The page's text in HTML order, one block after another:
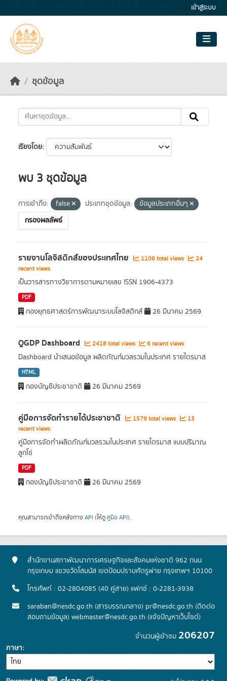
เข้าสู่ระบบ
ชุดข้อมูล
เรียงโดย
พบ 3 ชุดข้อมูล
การเข้าถึง: false ประเภทชุดข้อมูล:
ข้อมูลประเภทอื่นๆ
กรองผลลัพธ์
รายงานโลจิสติกส์ของประเทศไทย 1106 total views
24
recent views
เป็นวารสารทางวิชาการตามหมายเลข ISSN 1906-4373
PDF
กองยุทธศาสตร์การพัฒนาระบบโลจิสติกส์ 26 มีนาคม 2569
QGDP Dashboard 2418 total views 6 recent views
Dashboard นำเสนอข้อมูล ผลิตภัณฑ์มวลรวมในประเทศ รายไตรมาส
HTML
กองบัญชีประชาชาติ 26 มีนาคม 2569
คู่มือการจัดทำรายได้ประชาชาติ 1579 total views
13
recent views
คู่มือการจัดทำผลิตภัณฑ์มวลรวมในประเทศ รายไตรมาส แบบปริมาณ
ลูกโซ่
PDF
กองบัญชีประชาชาติ 26 มีนาคม 2569
คุณสามารถเข้าถึงคลังทาง API (ให้ดู คู่มือ API).
สำนักงานสภาพัฒนาการเศรษฐกิจและสังคมแห่งชาติ 962 ถนน
กรุงเกษม แขวงวัดโสมนัส เขตป้อมปราบศัตรูพ่าย กรุงเทพฯ 10100
โทรศัพท์ : 02-2804085 (40 คู่สาย) แฟกซ์ : 0-2281-3938
saraban@nesdc.go.th (สารบรรณกลาง) pr@nesdc.go.th (ติดต่อ
สอบถามข้อมูล) webmaster@nesdc.go.th (แจ้งปัญหาเว็บไซต์)
จำนวนผู้เข้าชม 206207
ภาษา